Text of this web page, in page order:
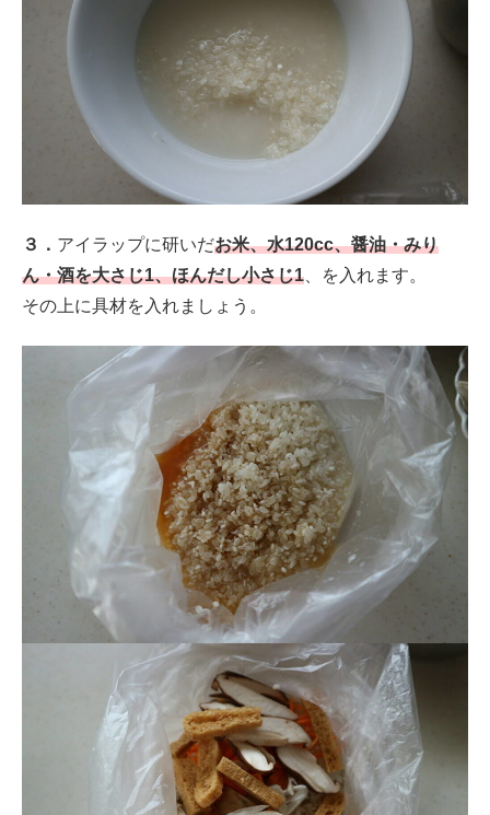
３． アイラップに研いだお米、水120cc、醤油・みり
ん・酒を大さじ1、ほんだし小さじ1 、を入れます。
その上に具材を入れましょう。